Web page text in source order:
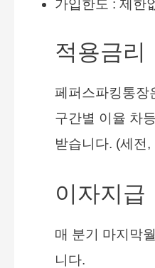
가입한도 : 제한
적용금리
페퍼스파킹통장
구간별 이율 차
받습니다. (세전,
이자지급
매 분기 마지막
니다.